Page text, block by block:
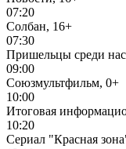
07:20
Солбан, 16+
07:30
Пришельцы среди
09:00
Союзмультфильм, 0+
10:00
Итоговая
10:20
Сериал "Красная